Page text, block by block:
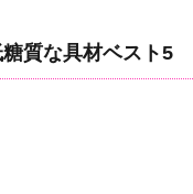
質な具材ベスト5